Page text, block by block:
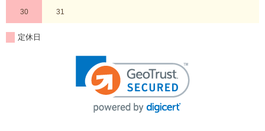
30 31
定休日